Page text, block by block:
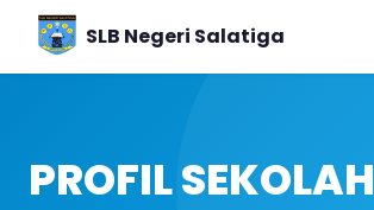
SLB Negeri Salatiga
PROFIL SEKOLAH